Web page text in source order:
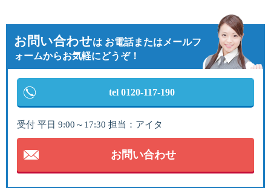
お問い合わせは お電話またはメールフ
ォームからお気軽にどうぞ！
tel 0120-117-190
受付 平日 9:00～17:30 担当：アイタ
お問い合わせ